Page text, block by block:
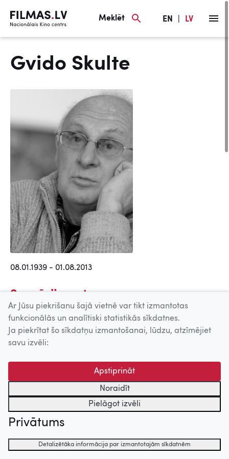
Meklēt EN LV
Gvido Skulte
08.01.1939 - 01.08.2013
Scenārija autors
Tikšanās Gvinejā (1968)
Baltijas modes (1967)
Nepabeigta saruna par dzīvi,
Sapņu komanda 1935 (2012)
Rūdolfa mantojums (2010)
Rūgtais vīns (2007)
Rīgas sargi (2007)
Tēvs, radi, kuļmašīna (2006)
Ar Jūsu piekrišanu šajā vietnē var tikt izmantotas
funkcionālās un analītiski statistikās sīkdatnes.
Ja piekrītat šo sīkdatņu izmantošanai, lūdzu, atzīmējiet
savu izvēli:
Apstiprināt
Noraidīt
Pielāgot izvēli
Privātums
Detalizētāka informācija par izmantotajām sīkdatnēm